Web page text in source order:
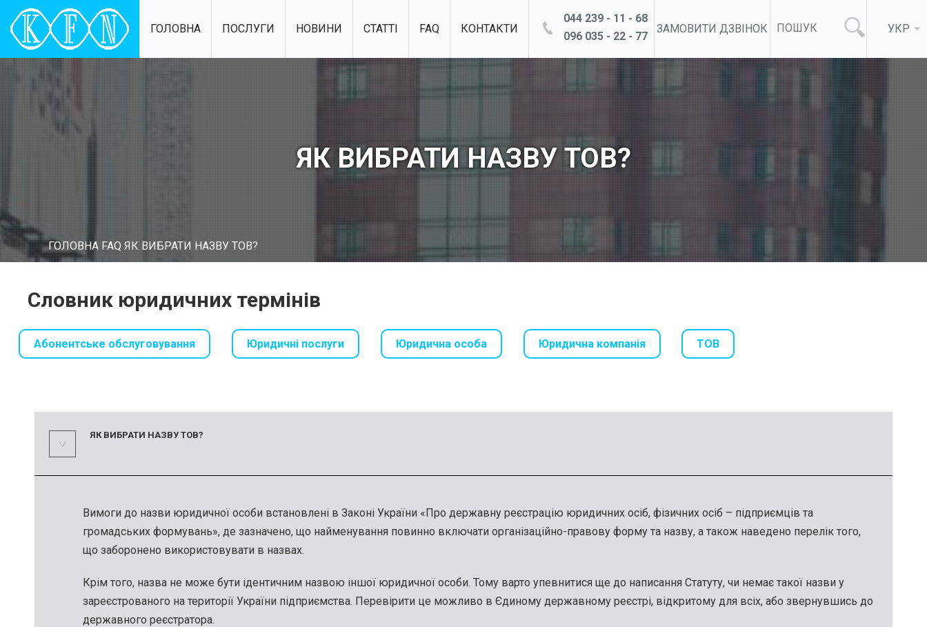
ГОЛОВНА ПОСЛУГИ НОВИНИ СТАТТІ FAQ КОНТАКТИ
044 239 - 11 - 68
096 035 - 22 - 77
ЗАМОВИТИ ДЗВІНОК УКР
ЯК ВИБРАТИ НАЗВУ ТОВ?
ГОЛОВНА FAQ ЯК ВИБРАТИ НАЗВУ ТОВ?
Словник юридичних термінів
Абонентське обслуговування Юридичні послуги Юридична особа Юридична компанія ТОВ
ЯК ВИБРАТИ НАЗВУ ТОВ?
Вимоги до назви юридичної особи встановлені в Законі України «Про державну реєстрацію юридичних осіб, фізичних осіб – підприємців та
громадських формувань», де зазначено, що найменування повинно включати організаційно-правову форму та назву, а також наведено перелік того,
що заборонено використовувати в назвах.
Крім того, назва не може бути ідентичним назвою іншої юридичної особи. Тому варто упевнитися ще до написання Статуту, чи немає такої назви у
зареєстрованого на території України підприємства. Перевірити це можливо в Єдиному державному реєстрі, відкритому для всіх, або звернувшись до
державного реєстратора.